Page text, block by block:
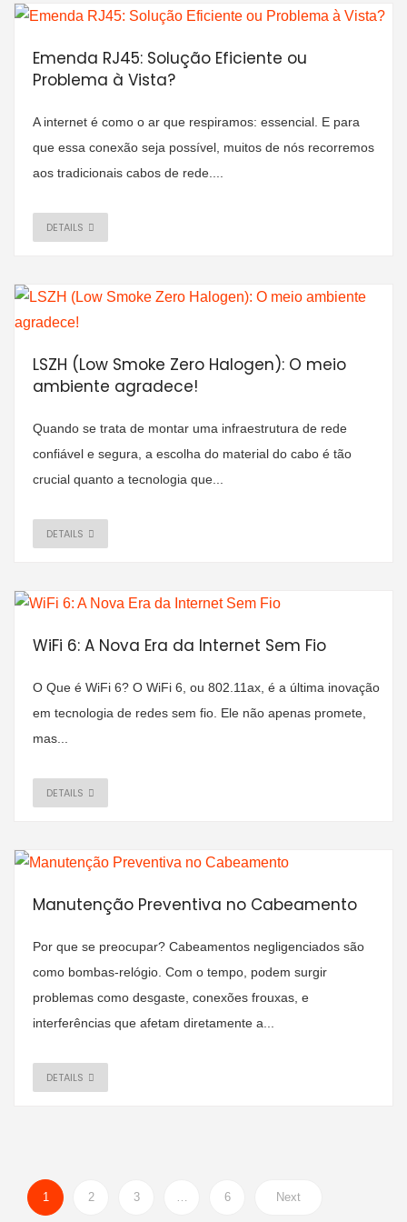
Emenda RJ45: Solução Eficiente ou
Problema à Vista?
A internet é como o ar que respiramos: essencial. E para
que essa conexão seja possível, muitos de nós recorremos
aos tradicionais cabos de rede....
DETAILS
LSZH (Low Smoke Zero Halogen): O meio
ambiente agradece!
Quando se trata de montar uma infraestrutura de rede
confiável e segura, a escolha do material do cabo é tão
crucial quanto a tecnologia que...
DETAILS
WiFi 6: A Nova Era da Internet Sem Fio
O Que é WiFi 6? O WiFi 6, ou 802.11ax, é a última inovação
em tecnologia de redes sem fio. Ele não apenas promete,
mas...
DETAILS
Manutenção Preventiva no Cabeamento
Por que se preocupar? Cabeamentos negligenciados são
como bombas-relógio. Com o tempo, podem surgir
problemas como desgaste, conexões frouxas, e
interferências que afetam diretamente a...
DETAILS
1 2 3 … 6 Next